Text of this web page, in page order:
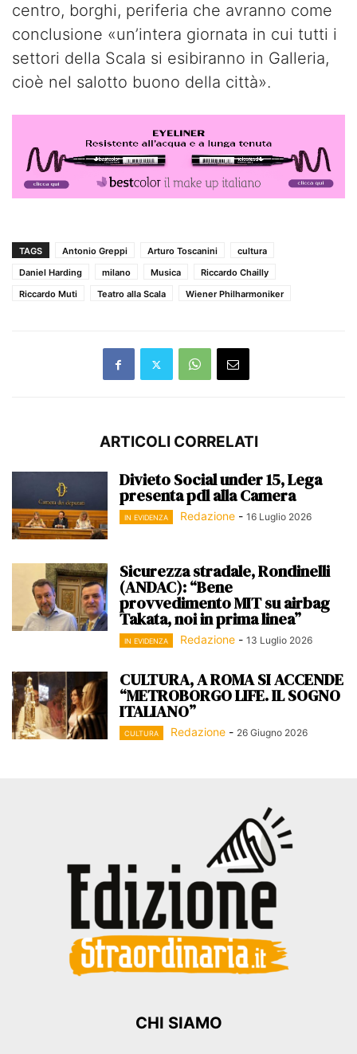
centro, borghi, periferia che avranno come
conclusione «un’intera giornata in cui tutti i
settori della Scala si esibiranno in Galleria,
cioè nel salotto buono della città».
TAGS Antonio Greppi Arturo Toscanini
cultura
Daniel Harding
milano Musica
Riccardo Chailly
Riccardo Muti
Teatro alla Scala Wiener Philharmoniker
ARTICOLI CORRELATI
Divieto Social under 15, Lega
presenta pdl alla Camera
IN EVIDENZA Redazione - 16 Luglio 2026
Sicurezza stradale, Rondinelli
(ANDAC): “Bene
provvedimento MIT su airbag
Takata, noi in prima linea”
IN EVIDENZA Redazione - 13 Luglio 2026
CULTURA, A ROMA SI ACCENDE
“METROBORGO LIFE. IL SOGNO
ITALIANO”
CULTURA Redazione - 26 Giugno 2026
CHI SIAMO